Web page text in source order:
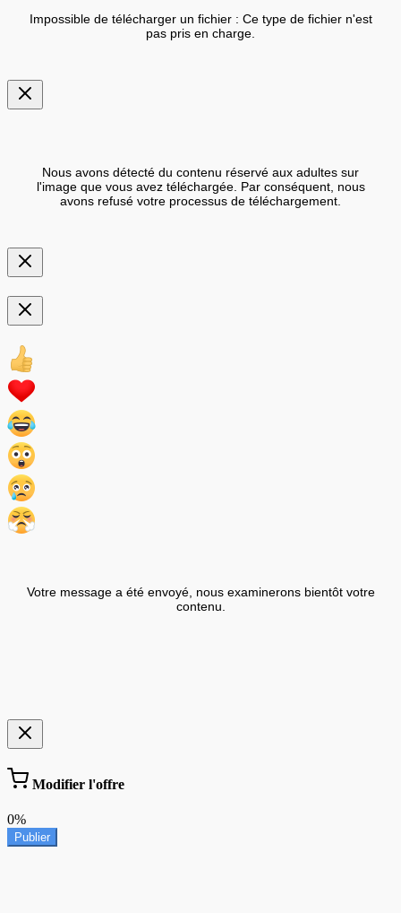
Impossible de télécharger un fichier : Ce type de fichier n'est
pas pris en charge.
Nous avons détecté du contenu réservé aux adultes sur
l'image que vous avez téléchargée. Par conséquent, nous
avons refusé votre processus de téléchargement.
Votre message a été envoyé, nous examinerons bientôt votre
contenu.
Modifier l'offre
0%
Publier